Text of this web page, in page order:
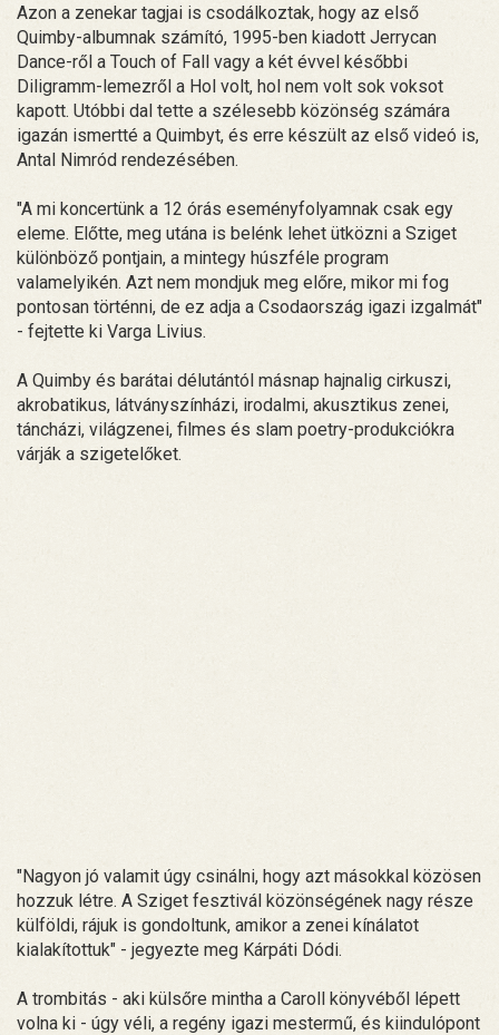
Azon a zenekar tagjai is csodálkoztak, hogy az első
Quimby-albumnak számító, 1995-ben kiadott Jerrycan
Dance-ről a Touch of Fall vagy a két évvel későbbi
Diligramm-lemezről a Hol volt, hol nem volt sok voksot
kapott. Utóbbi dal tette a szélesebb közönség számára
igazán ismertté a Quimbyt, és erre készült az első videó is,
Antal Nimród rendezésében.
"A mi koncertünk a 12 órás eseményfolyamnak csak egy
eleme. Előtte, meg utána is belénk lehet ütközni a Sziget
különböző pontjain, a mintegy húszféle program
valamelyikén. Azt nem mondjuk meg előre, mikor mi fog
pontosan történni, de ez adja a Csodaország igazi izgalmát"
- fejtette ki Varga Livius.
A Quimby és barátai délutántól másnap hajnalig cirkuszi,
akrobatikus, látványszínházi, irodalmi, akusztikus zenei,
táncházi, világzenei, filmes és slam poetry-produkciókra
várják a szigetelőket.
"Nagyon jó valamit úgy csinálni, hogy azt másokkal közösen
hozzuk létre. A Sziget fesztivál közönségének nagy része
külföldi, rájuk is gondoltunk, amikor a zenei kínálatot
kialakítottuk" - jegyezte meg Kárpáti Dódi.
A trombitás - aki külsőre mintha a Caroll könyvéből lépett
volna ki - úgy véli, a regény igazi mestermű, és kiindulópont